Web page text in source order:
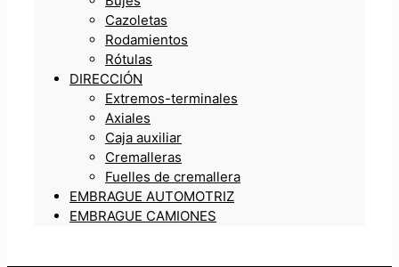
Cazoletas
Rodamientos
Rótulas
DIRECCIÓN
Extremos-terminales
Axiales
Caja auxiliar
Cremalleras
Fuelles de cremallera
EMBRAGUE AUTOMOTRIZ
EMBRAGUE CAMIONES